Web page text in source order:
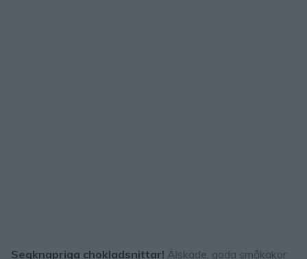
Segknapriga chokladsnittar! Älskade, goda småkakor